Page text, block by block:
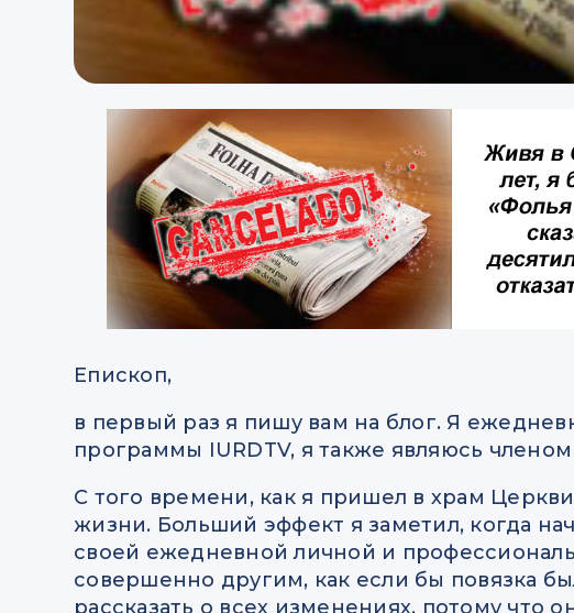
Епископ,
в первый раз я пишу вам на блог. Я
программы IURDTV, я также являюсь
С того времени, как я пришел в храм
жизни. Больший эффект я заметил, когда
своей ежедневной личной и
совершенно другим, как если бы повязка
рассказать о всех изменениях, потому что